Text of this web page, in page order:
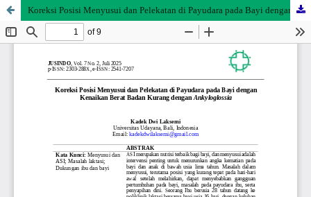
Koreksi Posisi Menyusui dan Pelekatan di Payudara pada Bayi dengan Kenaikan Berat Badan Kurang dengan Ankyloglossia